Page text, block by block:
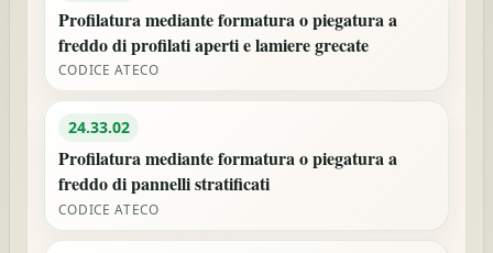
Profilatura mediante formatura o piegatura a
freddo di profilati aperti e lamiere grecate
CODICE ATECO
24.33.02
Profilatura mediante formatura o piegatura a
freddo di pannelli stratificati
CODICE ATECO